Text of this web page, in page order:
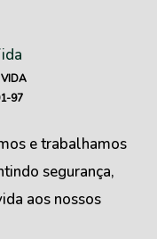
97
e trabalhamos
segurança,
aos nossos